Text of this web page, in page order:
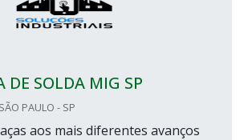
DE SOLDA MIG SP
PAULO - SP
aos mais diferentes avanços